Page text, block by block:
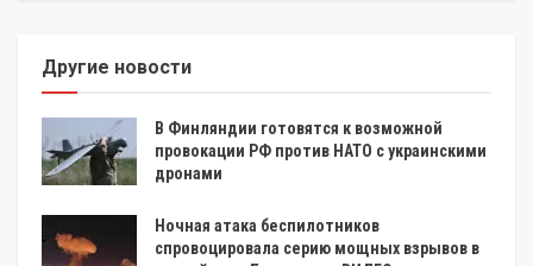
Другие новости
В Финляндии готовятся к возможной
провокации РФ против НАТО с украинскими
дронами
Ночная атака беспилотников
спровоцировала серию мощных взрывов в